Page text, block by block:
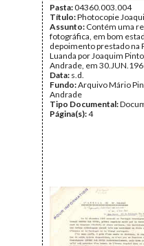
Pasta:04360.003.004
Título:Photocopie
Assunto: Contém uma
fotográfica, em bom
depoimento prestado na
Luanda por Joaquim
Andrade, em
Data: s.d.
Fundo:Arquivo Mário
Andrade
Tipo Documental:
Página(s):4